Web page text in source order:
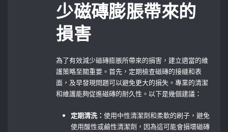
少磁磚膨脹帶來的
損害
為了有效減少磁磚膨脹所帶來的損害，建立適當的維
護策略至關重要。首先，定期檢查磁磚的接縫和表
面，及早發現問題可以避免更大的損失。專業的清潔
和維護能夠促進磁磚的耐久性。以下是幾個建議：
定期清洗：使用中性清潔劑和柔軟的刷子，避免
使用酸性或鹼性清潔劑，因為這可能會損壞磁磚